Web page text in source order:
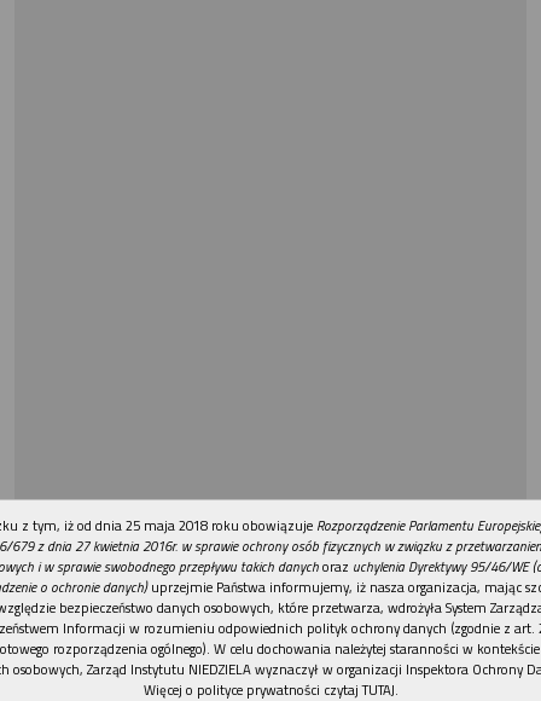
REKLAMA
z tym, iż od dnia 25 maja 2018 roku obowiązuje Rozporządzenie Parlamentu
679 z dnia 27 kwietnia 2016r. w sprawie ochrony osób fizycznych w związku z
i w sprawie swobodnego przepływu takich danychoraz uchylenia Dyrektywy 95/46/WE
o ochronie danych)uprzejmie Państwa informujemy, iż nasza organizacja, mając
bezpieczeństwo danych osobowych, które przetwarza, wdrożyła System
Informacji w rozumieniu odpowiednich polityk ochrony danych (zgodnie z art.
rozporządzenia ogólnego). W celu dochowania należytej staranności w
osobowych, Zarząd Instytutu NIEDZIELA wyznaczył w organizacji Inspektora Ochrony
Więcej o polityce prywatności czytaj TUTAJ.